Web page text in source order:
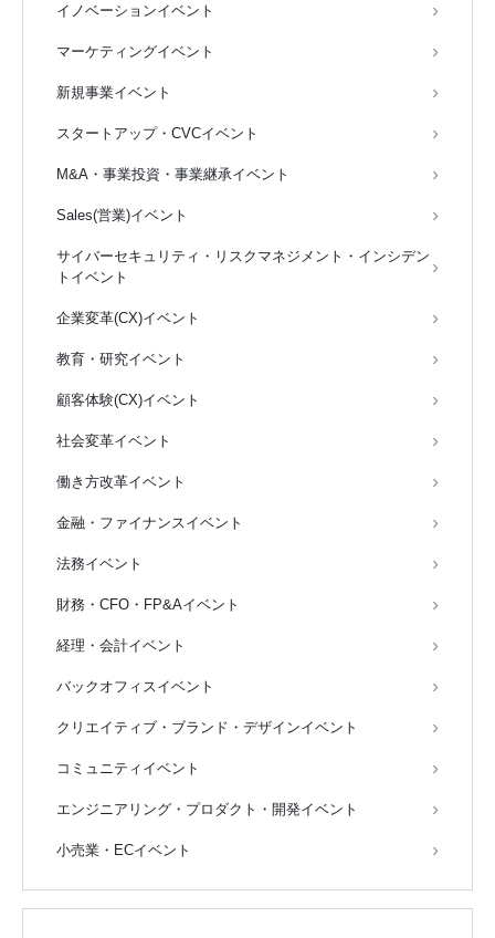
イノベーションイベント
マーケティングイベント
新規事業イベント
スタートアップ・CVCイベント
M&A・事業投資・事業継承イベント
Sales(営業)イベント
サイバーセキュリティ・リスクマネジメント・インシデン
トイベント
企業変革(CX)イベント
教育・研究イベント
顧客体験(CX)イベント
社会変革イベント
働き方改革イベント
金融・ファイナンスイベント
法務イベント
財務・CFO・FP&Aイベント
経理・会計イベント
バックオフィスイベント
クリエイティブ・ブランド・デザインイベント
コミュニティイベント
エンジニアリング・プロダクト・開発イベント
小売業・ECイベント